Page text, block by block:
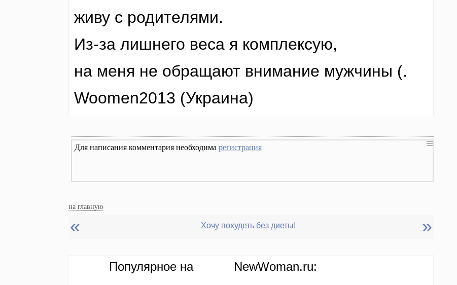
живу с родителями.
Из-за лишнего веса я комплексую,
на меня не обращают внимание мужчины (.
Woomen2013 (Украина)
Для написания комментария необходима регистрация
на главную
« Хочу похудеть без диеты! »
Популярное на NewWoman.ru: